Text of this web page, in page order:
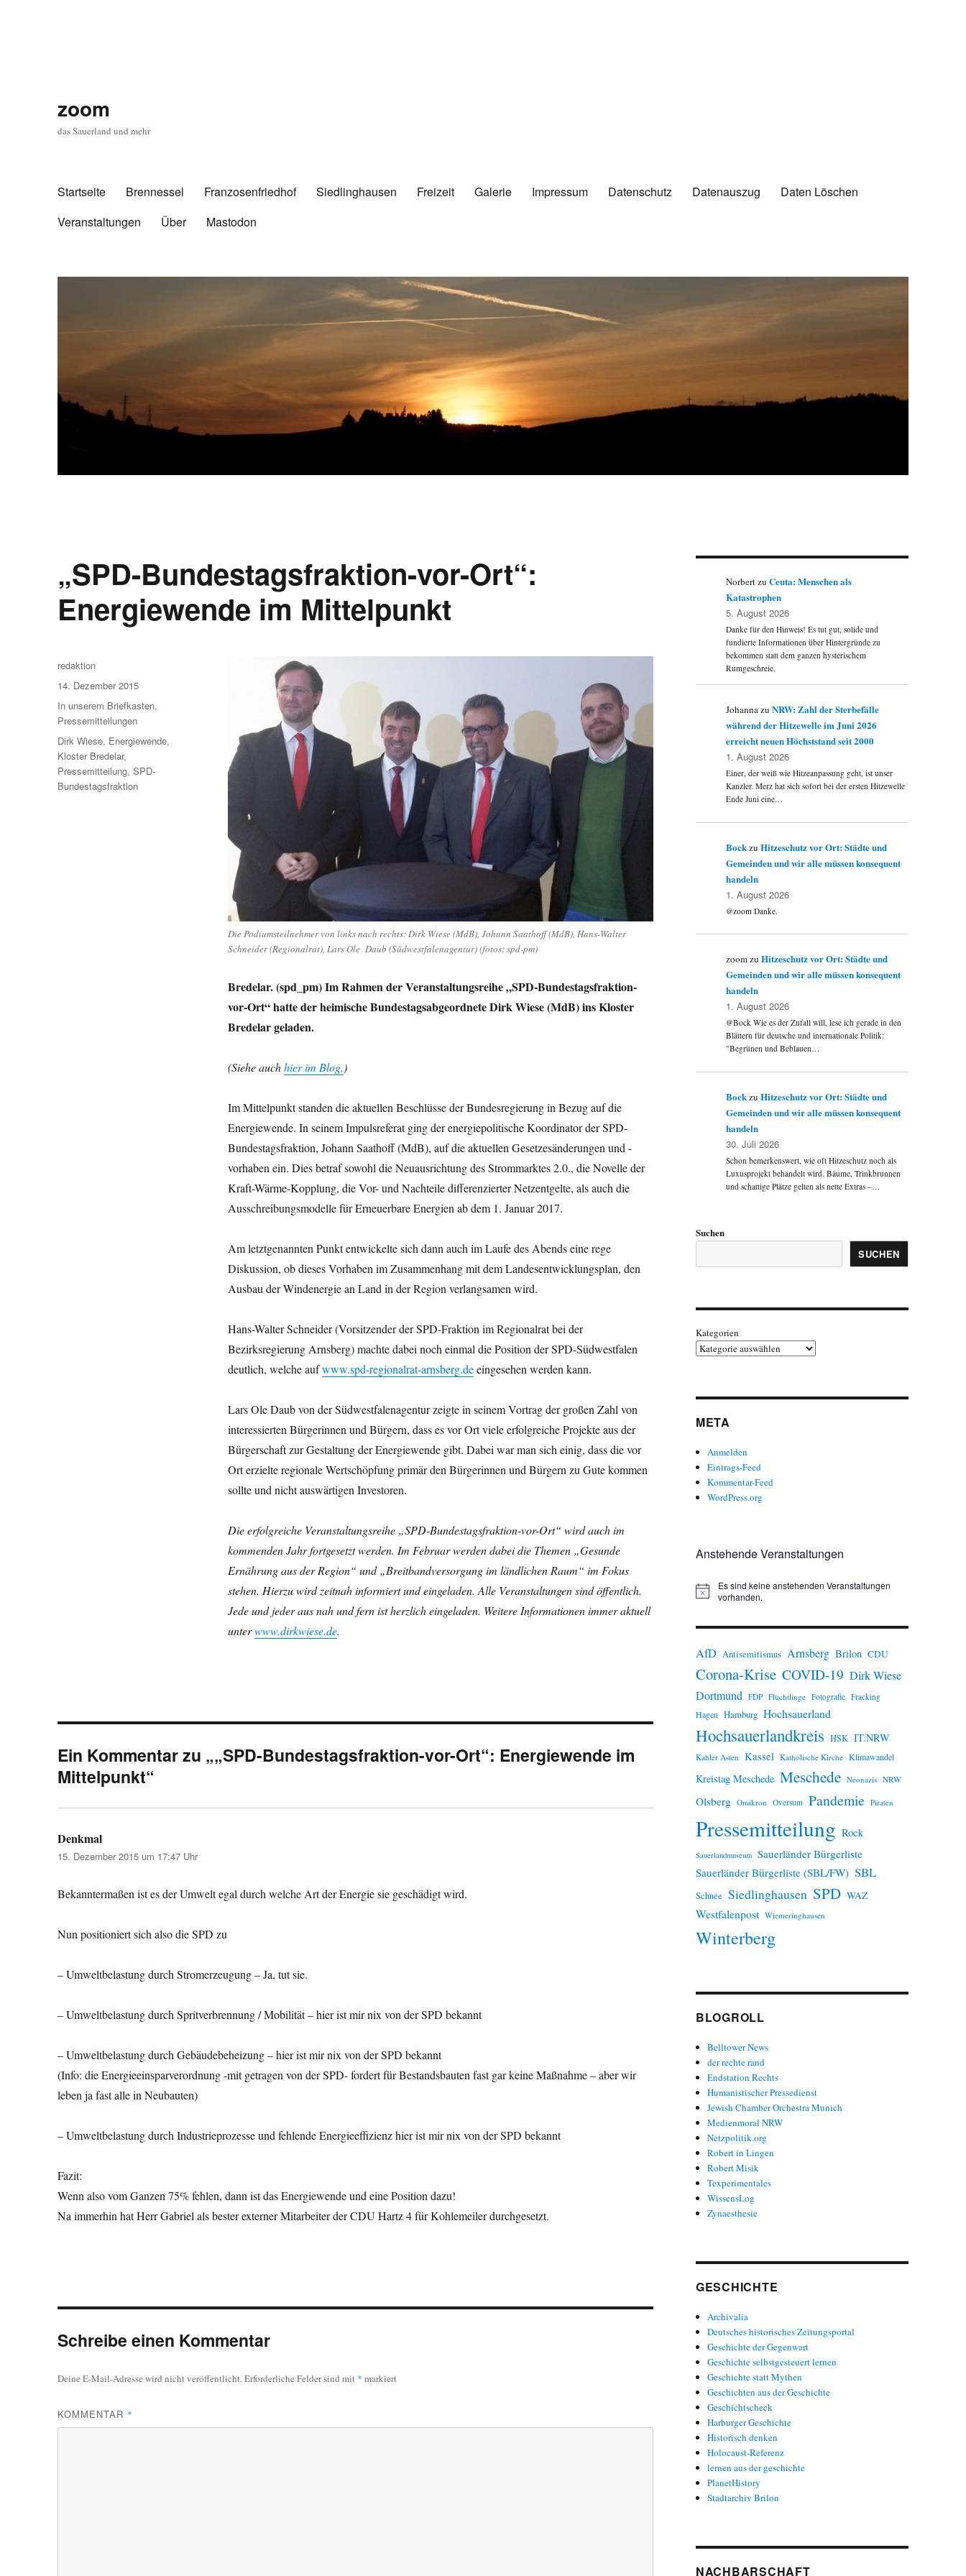
zoom
das Sauerland und mehr
Startseite Brennessel Franzosenfriedhof Siedlinghausen Freizeit Galerie Impressum Datenschutz Datenauszug
Daten Löschen
Veranstaltungen
Über Mastodon
„SPD-Bundestagsfraktion-vor-Ort“:
Energiewende im Mittelpunkt
Die Podiumsteilnehmer von links nach rechts: Dirk Wiese (MdB), Johann Saathoff (MdB), Hans-Walter
Schneider (Regionalrat), Lars Ole Daub (Südwestfalenagentur) (fotos: spd-pm)
Bredelar. (spd_pm) Im Rahmen der Veranstaltungsreihe „SPD-Bundestagsfraktion-
vor-Ort“ hatte der heimische Bundestagsabgeordnete Dirk Wiese (MdB) ins Kloster
Bredelar geladen.
(Siehe auchhier im Blog.)
Im Mittelpunkt standen die aktuellen Beschlüsse der Bundesregierung in Bezug auf die
Energiewende. In seinem Impulsreferat ging der energiepolitische Koordinator der SPD-
Bundestagsfraktion, Johann Saathoff (MdB), auf die aktuellen Gesetzesänderungen und -
vorhaben ein. Dies betraf sowohl die Neuausrichtung des Strommarktes 2.0., die Novelle der
Kraft-Wärme-Kopplung, die Vor- und Nachteile differenzierter Netzentgelte, als auch die
Ausschreibungsmodelle für Erneuerbare Energien ab dem 1. Januar 2017.
Am letztgenannten Punkt entwickelte sich dann auch im Laufe des Abends eine rege
Diskussion, ob dieses Vorhaben im Zusammenhang mit dem Landesentwicklungsplan, den
Ausbau der Windenergie an Land in der Region verlangsamen wird.
Hans-Walter Schneider (Vorsitzender der SPD-Fraktion im Regionalrat bei der
Bezirksregierung Arnsberg) machte dabei noch einmal die Position der SPD-Südwestfalen
deutlich, welche aufwww.spd-regionalrat-arnsberg.deeingesehen werden kann.
Lars Ole Daub von der Südwestfalenagentur zeigte in seinem Vortrag der großen Zahl von
interessierten Bürgerinnen und Bürgern, dass es vor Ort viele erfolgreiche Projekte aus der
Bürgerschaft zur Gestaltung der Energiewende gibt. Dabei war man sich einig, dass die vor
Ort erzielte regionale Wertschöpfung primär den Bürgerinnen und Bürgern zu Gute kommen
sollte und nicht auswärtigen Investoren.
Die erfolgreiche Veranstaltungsreihe „SPD-Bundestagsfraktion-vor-Ort“ wird auch im
kommenden Jahr fortgesetzt werden. Im Februar werden dabei die Themen „Gesunde
Ernährung aus der Region“ und „Breitbandversorgung im ländlichen Raum“ im Fokus
stehen. Hierzu wird zeitnah informiert und eingeladen. Alle Veranstaltungen sind öffentlich.
Jede und jeder aus nah und fern ist herzlich eingeladen. Weitere Informationen immer aktuell
unterwww.dirkwiese.de.
Autor
redaktion
Veröffentlicht
am
14. Dezember 2015
Kategorien
In unserem Briefkasten,
Pressemitteilungen
Schlagwörter
Dirk Wiese, Energiewende,
Kloster Bredelar,
Pressemitteilung,SPD-
Bundestagsfraktion
Ein Kommentar zu „„SPD-Bundestagsfraktion-vor-Ort“: Energiewende im
Mittelpunkt“
Denkmal
15. Dezember 2015 um 17:47 Uhr
Bekanntermaßen ist es der Umwelt egal durch welche Art der Energie sie geschädigt wird.
Nun positioniert sich also die SPD zu
– Umweltbelastung durch Stromerzeugung – Ja, tut sie.
– Umweltbelastung durch Spritverbrennung / Mobilität – hier ist mir nix von der SPD bekannt
– Umweltbelastung durch Gebäudebeheizung – hier ist mir nix von der SPD bekannt
(Info: die Energieeinsparverordnung -mit getragen von der SPD- fordert für Bestandsbauten fast gar keine Maßnahme – aber wir
leben ja fast alle in Neubauten)
– Umweltbelastung durch Industrieprozesse und fehlende Energieeffizienz hier ist mir nix von der SPD bekannt
Fazit:
Wenn also vom Ganzen 75% fehlen, dann ist das Energiewende und eine Position dazu!
Na immerhin hat Herr Gabriel als bester externer Mitarbeiter der CDU Hartz 4 für Kohlemeiler durchgesetzt.
Schreibe einen Kommentar
Deine E-Mail-Adresse wird nicht veröffentlicht.Erforderliche Felder sind mit * markiert
KOMMENTAR *
NorbertzuCeuta: Menschen als
Katastrophen
5. August 2026
Danke für den Hinweis! Es tut gut, solide und
fundierte Informationen über Hintergründe zu
bekommen statt dem ganzen hysterischem
Rumgeschreie.
JohannazuNRW: Zahl der Sterbefälle
während der Hitzewelle im Juni 2026
erreicht neuen Höchststand seit 2000
1. August 2026
Einer, der weiß wie Hitzeanpassung geht, ist unser
Kanzler. Merz hat sich sofort bei der ersten Hitzewelle
Ende Juni eine…
BockzuHitzeschutz vor Ort: Städte und
Gemeinden und wir alle müssen konsequent
handeln
1. August 2026
@zoom Danke.
zoomzuHitzeschutz vor Ort: Städte und
Gemeinden und wir alle müssen konsequent
handeln
1. August 2026
@Bock Wie es der Zufall will, lese ich gerade in den
Blättern für deutsche und internationale Politik:
"Begrünen und Beblauen…
BockzuHitzeschutz vor Ort: Städte und
Gemeinden und wir alle müssen konsequent
handeln
30. Juli 2026
Schon bemerkenswert, wie oft Hitzeschutz noch als
Luxusprojekt behandelt wird. Bäume, Trinkbrunnen
und schattige Plätze gelten als nette Extras –…
Suchen
SUCHEN
Kategorien
META
Anmelden
Eintrags-Feed
Kommentar-Feed
WordPress.org
Anstehende Veranstaltungen
H
w
Es sind keine anstehenden Veranstaltungen
vorhanden.
AfD Antisemitismus Arnsberg Brilon CDU
Corona-Krise COVID-19 Dirk Wiese
Dortmund FDP Flüchtlinge Fotografie Fracking
Hagen Hamburg Hochsauerland
Hochsauerlandkreis HSK IT.NRW
Kahler Asten Kassel Katholische Kirche Klimawandel
Kreistag Meschede Meschede Neonazis NRW
Olsberg Omikron Oversum Pandemie Piraten
Pressemitteilung Rock
Sauerlandmuseum Sauerländer Bürgerliste
Sauerländer Bürgerliste (SBL/FW) SBL
Schnee Siedlinghausen SPD WAZ
Westfalenpost Wiemeringhausen
Winterberg
BLOGROLL
Belltower News
der rechte rand
Endstation Rechts
Humanistischer Pressedienst
Jewish Chamber Orchestra Munich
Medienmoral NRW
Netzpolitik.org
Robert in Lingen
Robert Misik
Texperimentales
WissensLog
Zynaesthesie
GESCHICHTE
Archivalia
Deutsches historisches Zeitungsportal
Geschichte der Gegenwart
Geschichte selbstgesteuert lernen
Geschichte statt Mythen
Geschichten aus der Geschichte
Geschichtscheck
Harburger Geschichte
Historisch denken
Holocaust-Referenz
lernen aus der geschichte
PlanetHistory
Stadtarchiv Brilon
NACHBARSCHAFT